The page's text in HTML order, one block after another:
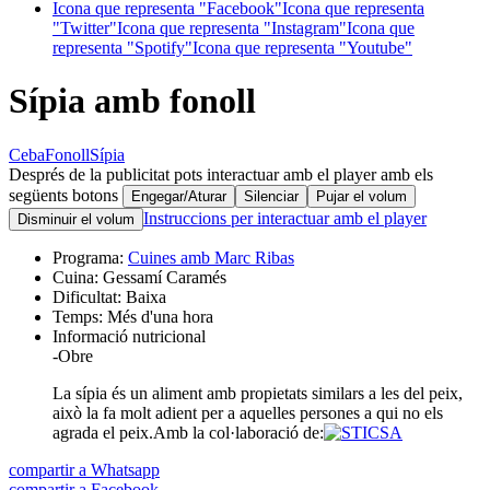
Icona que representa "Facebook"Icona que representa
"Twitter"Icona que representa "Instagram"Icona que
representa "Spotify"Icona que representa "Youtube"
Sípia amb fonoll
CebaFonollSípia
Després de la publicitat pots interactuar amb el player amb els
següents botons
Engegar/Aturar Silenciar
Pujar el volum
Disminuir el volum Instruccions per interactuar amb el player
Programa: Cuines amb Marc Ribas
Cuina: Gessamí Caramés
Dificultat: Baixa
Temps: Més d'una hora
Informació nutricional
-Obre
La sípia és un aliment amb propietats similars a les del peix,
això la fa molt adient per a aquelles persones a qui no els
agrada el peix.Amb la col·laboració de:
compartir a Whatsapp